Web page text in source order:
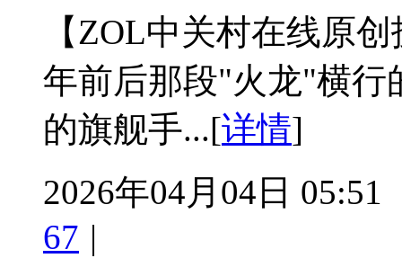
【ZOL中关村在线原
年前后那段"火龙"横行
的旗舰手...[详情]
2026年04月04日 05:51
67 |